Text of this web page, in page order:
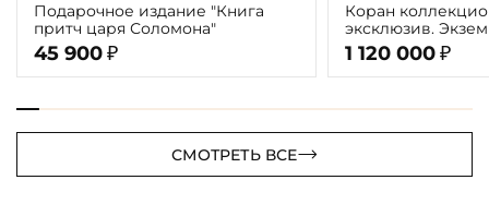
Подарочное издание "Книга
притч царя Соломона"
45 900 ₽
Коран
эксклюзив.
ППМ
1 120 000 ₽
СМОТРЕТЬ ВСЕ